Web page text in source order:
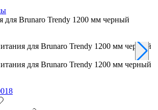
для Brunaro Trendy 1200 мм черный